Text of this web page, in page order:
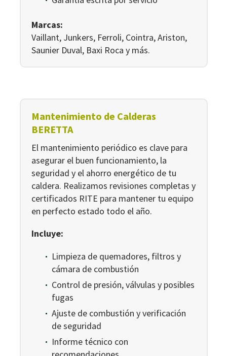
Marcas:
Vaillant, Junkers, Ferroli, Cointra, Ariston,
Saunier Duval, Baxi Roca y más.
Mantenimiento de Calderas
BERETTA
El mantenimiento periódico es clave para
asegurar el buen funcionamiento, la
seguridad y el ahorro energético de tu
caldera. Realizamos revisiones completas y
certificados RITE para mantener tu equipo
en perfecto estado todo el año.
Incluye:
Limpieza de quemadores, filtros y
cámara de combustión
Control de presión, válvulas y posibles
fugas
Ajuste de combustión y verificación
de seguridad
Informe técnico con